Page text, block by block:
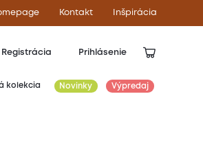
Kontakt Inšpirácia
Registrácia Prihlásenie
kolekcia Novinky Výpredaj